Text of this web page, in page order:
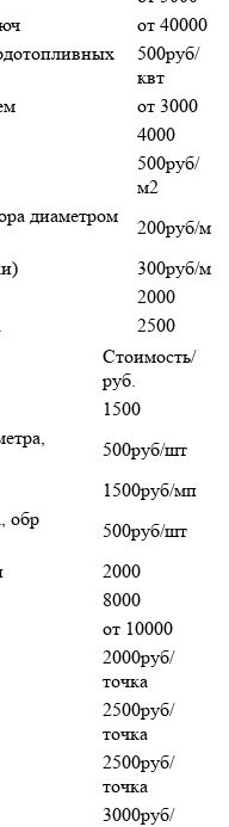
от 40000
500руб/
квт
от 3000
4000
500руб/
м2
диаметром
200руб/м
300руб/м
2000
2500
Стоимость/
руб.
1500
500руб/шт
1500руб/мп
обр
500руб/шт
2000
8000
от 10000
2000руб/
точка
2500руб/
точка
2500руб/
точка
3000руб/